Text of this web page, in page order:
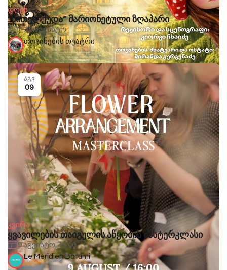
დღეს
“წითელქუდა” მარიონეტული ზღაპარი
1-30 აგვისტო
თოჯინების თეატრი
კვირა
ყვავილების თაიგულის აწყობის მასტერკლასი
9 აგვისტო, 16:00
აგვ
09
Le Méridien Batumi